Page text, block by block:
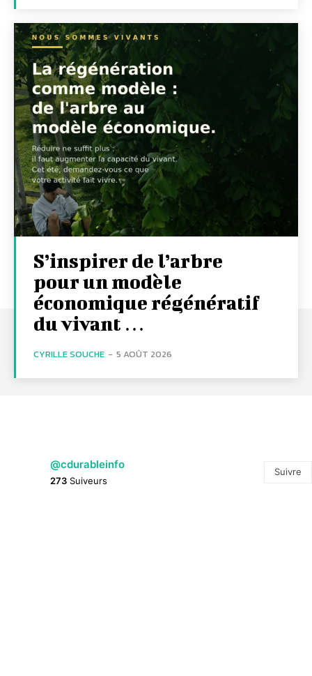
S’inspirer de l’arbre
pour un modèle
économique régénératif
du vivant …
CYRILLE SOUCHE - 5 AOÛT 2026
@cdurableinfo
273 Suiveurs
Suivre